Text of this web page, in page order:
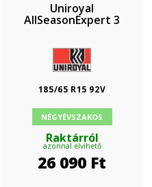
Uniroyal
AllSeasonExpert 3
185/65 R15 92V
NÉGYÉVSZAKOS
Raktárról
azonnal elvihető
26 090 Ft